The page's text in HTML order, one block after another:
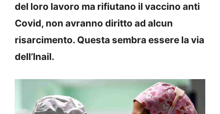
del loro lavoro ma rifiutano il vaccino anti
Covid, non avranno diritto ad alcun
risarcimento. Questa sembra essere la via
dell’Inail.